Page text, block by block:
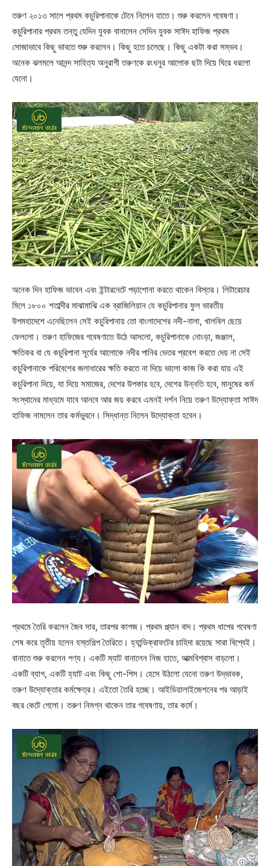
তরুণ ২০১৩ সালে প্রথম কচুরিপানাকে টেনে নিলেন হাতে। শুরু করলেন গবেষণা।
কচুরিপানার প্রথম তন্তু যেদিন যুবক বানালেন সেদিন যুবক সাঈদ হাফিজ প্রথম
সোজাভাবে কিছু ভাবতে শুরু করলেন। কিছু হতে চলেছে। কিছু একটা করা সম্ভব।
অনেক ঝলমলে আনন্দ সাহিত্য অনুরাগী তরুণকে রংধনুর আলোক ছটা দিয়ে ঘিরে ধরলো
যেনো।
অনেক দিন হাফিজ ভাবেন এবং ইন্টারনেটে পড়াশোনা করতে থাকেন বিস্তর। লিটারেচার
মিলে ১৮০০ শতাব্দীর মাঝামাঝি এক ব্রাজিলিয়ান যে কচুরিপানার ফুল ভারতীয়
উপমহাদেশে এনেছিলেন সেই কচুরিপানায় তো বাংলাদেশের নদী-নালা, খালবিল ছেয়ে
ফেললো। তরুণ হাফিজের গবেষণাতে উঠে আসলো, কচুরিপানাকে নোংড়া, জঞ্জাল,
ক্ষতিকর বা যে কচুরিপানা সূর্যের আলোকে নদীর পানির ভেতর প্রবেশ করতে দেয় না সেই
কচুরিপানাকে পরিবেশের জলাধারের ক্ষতি করতে না দিয়ে ভালো কাজ কি করা যায় এই
কচুরিপানা দিয়ে, যা দিয়ে সমাজের, দেশের উপকার হবে, দেশের উন্নতি হবে, মানুষের কর্ম
সংস্থানের মাধ্যমে যাবে আনবে আর জয় করবে এমনই দর্শন নিয়ে তরুণ উদ্যোক্তা সাঈদ
হাফিজ নামলেন তার কর্মভুবনে। সিদ্ধান্ত নিলেন উদ্যোক্তা হবেন।
প্রথমে তৈরি করলেন জৈব সার, তারপর কাগজ। প্রথম প্ল্যান বাদ। প্রথম ধাপের গবেষণা
শেষ করে তৃতীয় হলেন হস্তশিল্প তৈরিতে। হ্যান্ডিক্রাফটের চাহিদা রয়েছে সারা বিশ্বেই।
বানাতে শুরু করলেন পণ্য। একটি ম্যাট বানালেন নিজ হাতে, আত্মবিশ্বাস বাড়লো।
একটি ব্যাগ, একটি হ্যাট এবং কিছু শো-পিস। হেসে উঠলো যেনো তরুণ উদ্ভাবক,
তরুণ উদ্যোক্তার কর্মক্ষেত্র। এইতো তৈরি হচ্ছে। আইডিয়ালাইজেশনের পর আড়াই
বছর কেটে গেলো। তরুণ নিমগ্ন থাকেন তার গবেষণায়, তার কর্মে।